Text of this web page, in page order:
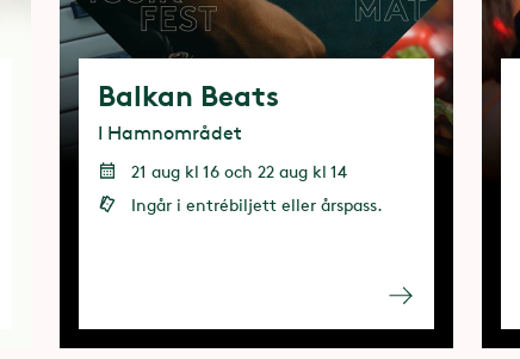
Balkan Beats
I Hamnområdet
21 aug kl 16 och 22 aug kl 14
Ingår i entrébiljett eller årspass.